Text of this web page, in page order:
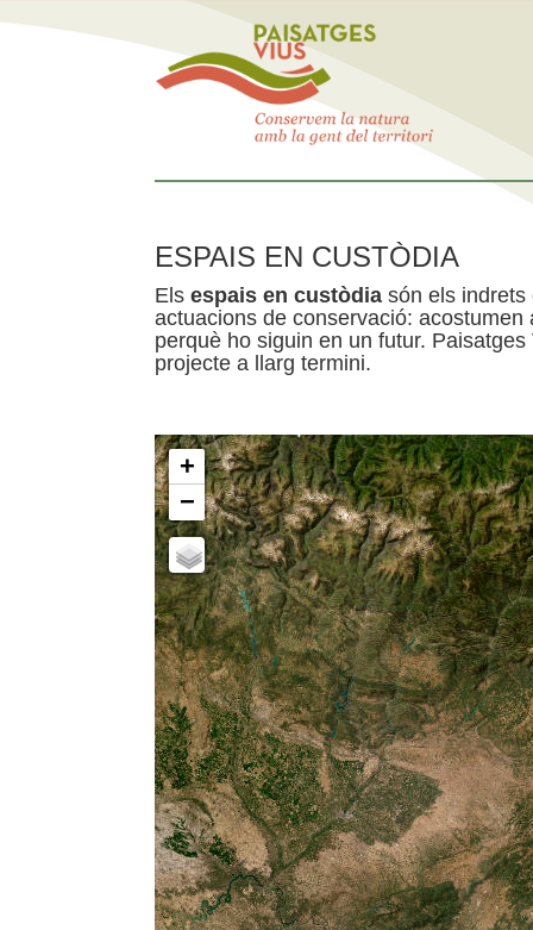
ESPAIS EN CUSTÒDIA
Els espais en custòdia són els indrets
actuacions de conservació:
perquè ho siguin en un futur.
projecte a llarg termini.
+
−